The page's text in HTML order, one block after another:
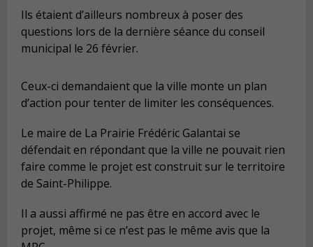
Ils étaient d’ailleurs nombreux à poser des
questions lors de la dernière séance du conseil
municipal le 26 février.
Ceux-ci demandaient que la ville monte un plan
d’action pour tenter de limiter les conséquences.
Le maire de La Prairie Frédéric Galantai se
défendait en répondant que la ville ne pouvait rien
faire comme le projet est construit sur le territoire
de Saint-Philippe.
Il a aussi affirmé ne pas être en accord avec le
projet, même si ce n’est pas le même avis que la